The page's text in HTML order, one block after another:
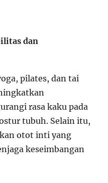
dan
pilates, dan tai
rasa kaku pada
tubuh. Selain itu,
otot inti yang
keseimbangan